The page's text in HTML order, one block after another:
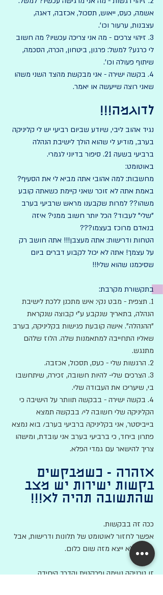
אשמה, כעס, ייאוש, תסכול, אכזבה, דאגה,
עצבנות, ערעור וכו'.
3. זיהוי צרכים - מה אני צריכה עכשיו? מה חשוב
לי כרגע? למשל: פרגון, ביטחון, הכרה, הסכמה,
שיתוף פעולה וכו'.
4. בקשה ישירה - אני מבקשת מהצד השני משהו
שאני רוצה שייעשה או יאמר.
לדוגמה!!!
נגיד אהוב ליבי, שיודע שביום רביעי יש לי קליניקה
בערב, מודיע לי שהוא הולך לישיבת הנהלה
ברביעי בשעה 21. סיפור בדיוני לגמרי.
באוטומט:
מחשבות: למה אהובי אתה מביא לי את הסעיף?
באמת אתה לא זוכר שאני קיימת כשאתה קובע
משהו?? למרות שקבענו מראש שרביעי בערב
"שלי" לעבוד? הכל יותר חשוב ממני? איזה
בנאדם מרוכז בעצמו???
הטחות ודרישות: אתה מעצבן!!! אתה חושב רק
על עצמך! אתה לא יכול לקבוע דברים ביום
שסיכמנו שהוא שלי!!!
בתקשורת מקרבת:
1. תצפית - מבט נקי: איש מתכנן ללכת לישיבת
הנהלה, בתאריך שנקבע ע"י קבוצה שנקראת
"ההנהלה". אישה קובעת פגישות בקליניקה, בערב
שאליו התחייבה למתאמנות שלה. הלוז שלהם
מתנגש.
2. הרגשות שלי - כעס, תסכול, אכזבה.
3. הצרכים שלי- להיות חשובה, זכירה, שיתחשבו
בי, שיעריכו את העבודה שלי.
4. בקשה ישירה - בבקשה תוותר על הישיבה כי
הקליניקה שלי חשובה לי/ בבקשה תמצא
בייביסטר, אני בקליניקה ברביעי בערב/ בוא נמצא
פתרון ביחד, כי ברביעי בערב אני עובדת, ומישהו
צריך להישאר עם גמדי הפלא.
אזהרה - כשמבקשים
בקשות ישירות יש מצב
שהתשובה תהיה לא!!!
ככה זה בבקשות.
אפשר לחזור לאוטומט של תלונות ודרישות, אבל
כנראה לא ייצא מזה שום כלום.
זו טכניקה נעימה ופרקטית והדרך היחידה